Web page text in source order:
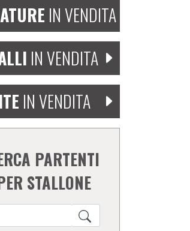
IN VENDITA
IN VENDITA
IN VENDITA
PARTENTI
STALLONE